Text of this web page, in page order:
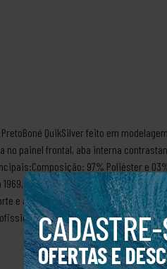
OFERTAS E
PretoBoné QuikSilver feito em
painel frontal, aba interna
97% Poliéster e
através dos Boardshorts
e a preocupação com a qualidade
de alto nível. A Quiksilver